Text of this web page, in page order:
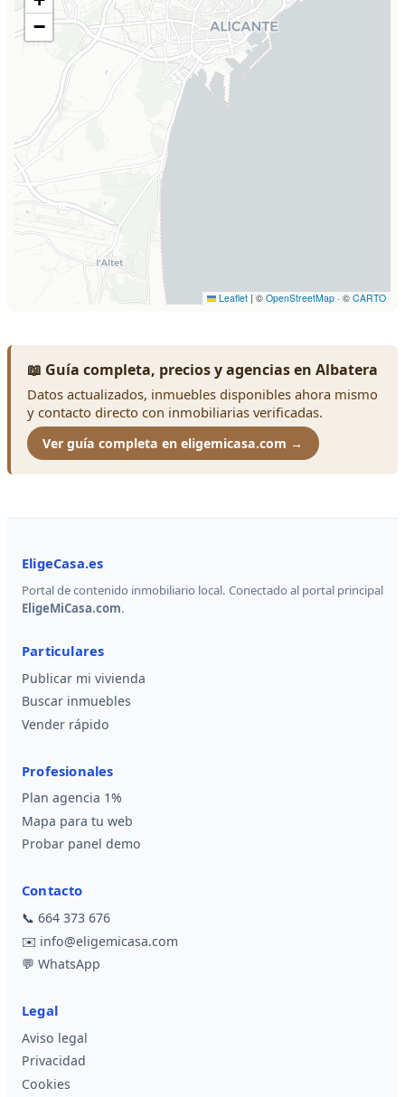
📖 Guía completa, precios y agencias en Albatera
Datos actualizados, inmuebles disponibles ahora mismo
y contacto directo con inmobiliarias verificadas.
Ver guía completa en eligemicasa.com →
EligeCasa.es
Portal de contenido inmobiliario local. Conectado al portal principal
EligeMiCasa.com.
Particulares
Publicar mi vivienda
Buscar inmuebles
Vender rápido
Profesionales
Plan agencia 1%
Mapa para tu web
Probar panel demo
Contacto
📞 664 373 676
✉️ info@eligemicasa.com
💬 WhatsApp
Legal
Aviso legal
Privacidad
Cookies